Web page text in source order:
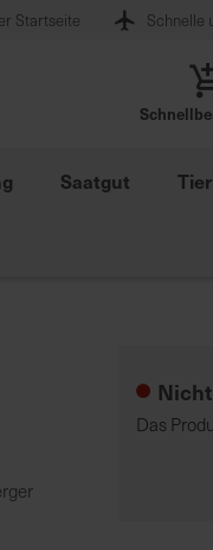
Startseite Schnelle
Saatgut
Das